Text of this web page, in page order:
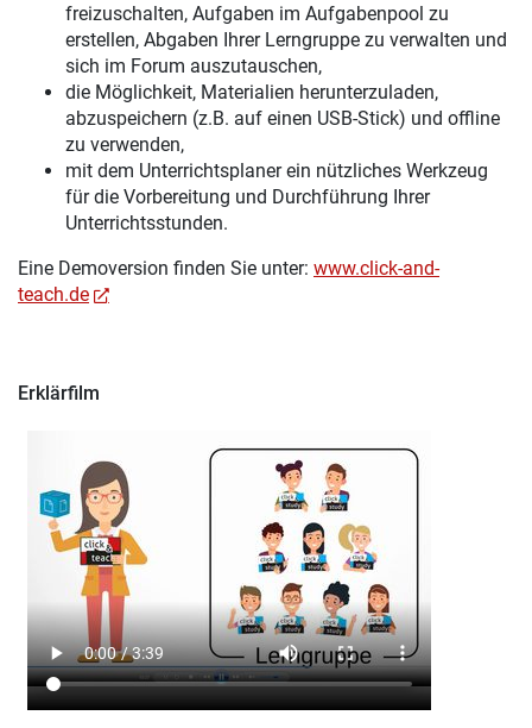
freizuschalten, Aufgaben im Aufgabenpool zu
erstellen, Abgaben Ihrer Lerngruppe zu verwalten und
sich im Forum auszutauschen,
die Möglichkeit, Materialien herunterzuladen,
abzuspeichern (z.B. auf einen USB-Stick) und offline
zu verwenden,
mit dem Unterrichtsplaner ein nützliches Werkzeug
für die Vorbereitung und Durchführung Ihrer
Unterrichtsstunden.
Eine Demoversion finden Sie unter: www.click-and-
teach.de
Erklärfilm